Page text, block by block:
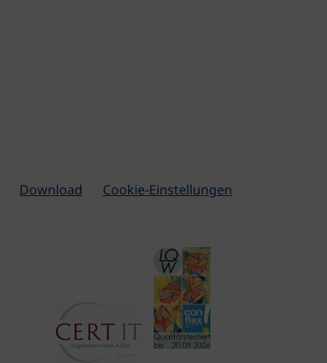
Download Cookie-Einstellungen